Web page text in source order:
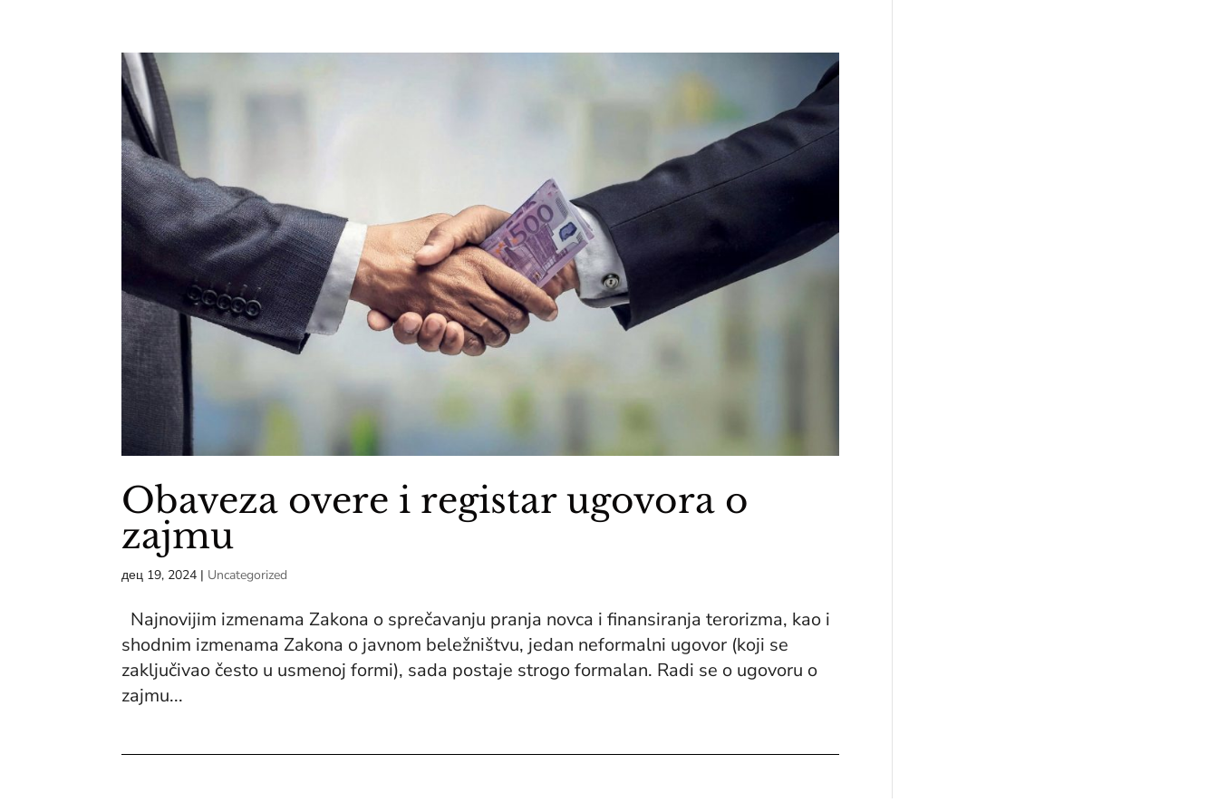
Obaveza overe i registar ugovora o
zajmu
дец 19, 2024 | Uncategorized
Najnovijim izmenama Zakona o sprečavanju pranja novca i finansiranja terorizma, kao i
shodnim izmenama Zakona o javnom beležništvu, jedan neformalni ugovor (koji se
zaključivao često u usmenoj formi), sada postaje strogo formalan. Radi se o ugovoru o
zajmu...